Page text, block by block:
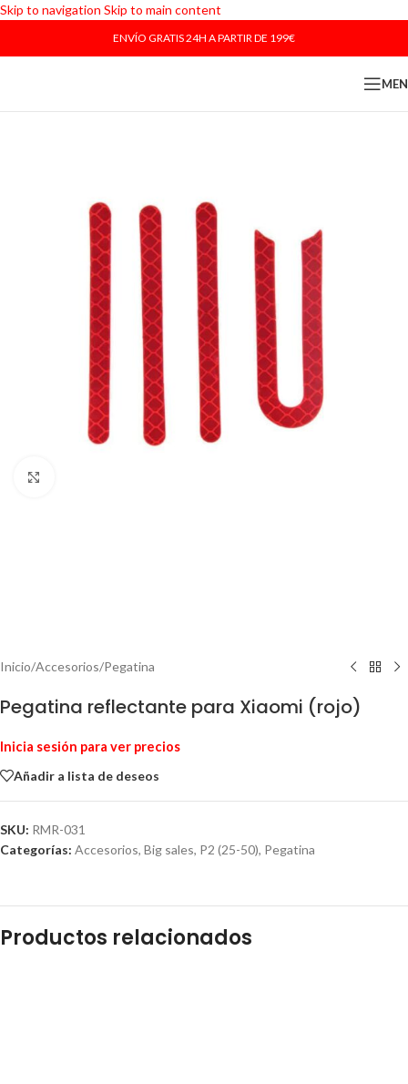
Skip to navigation Skip to main content
ENVÍO GRATIS 24H A PARTIR DE 199€
Inicio/Accesorios/Pegatina
Pegatina reflectante para Xiaomi (rojo)
Inicia sesión para ver precios
Añadir a lista de deseos
SKU: RMR-031
Categorías: Accesorios, Big sales, P2 (25-50), Pegatina
Productos relacionados